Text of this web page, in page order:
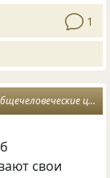
1
ценности
свои